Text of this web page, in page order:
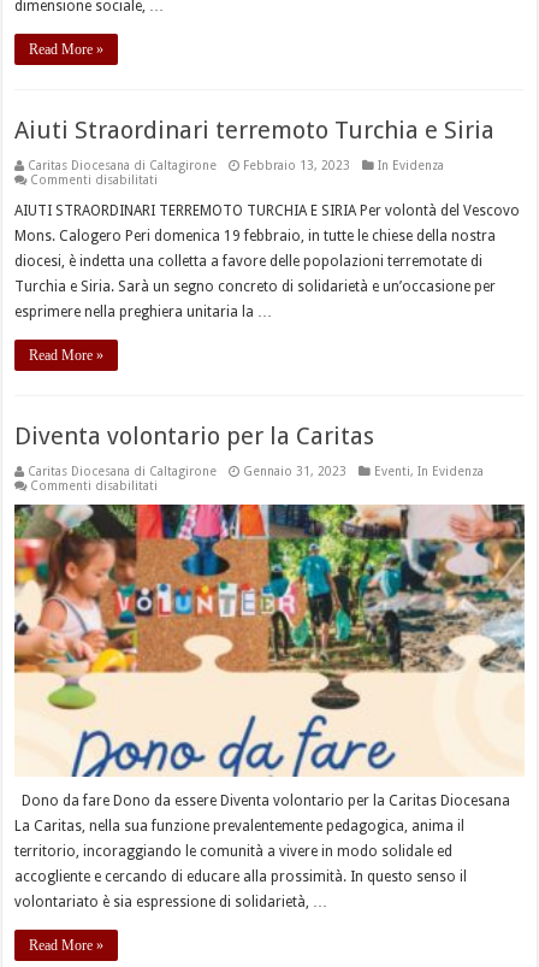
dimensione sociale, …
Read More »
Aiuti Straordinari terremoto Turchia e Siria
Caritas Diocesana di Caltagirone Febbraio 13, 2023
In Evidenza
Commenti disabilitati
Straordinari
Turchia
Siria
AIUTI STRAORDINARI TERREMOTO TURCHIA E SIRIA Per volontà del Vescovo
Mons. Calogero Peri domenica 19 febbraio, in tutte le chiese della nostra
diocesi, è indetta una colletta a favore delle popolazioni terremotate di
Turchia e Siria. Sarà un segno concreto di solidarietà e un’occasione per
esprimere nella preghiera unitaria la …
Read More »
Diventa volontario per la Caritas
Caritas Diocesana di Caltagirone Gennaio 31, 2023 Eventi,In Evidenza
Commenti disabilitati
volontario
per
la
Caritas
Dono da fare Dono da essere Diventa volontario per la Caritas Diocesana
La Caritas, nella sua funzione prevalentemente pedagogica, anima il
territorio, incoraggiando le comunità a vivere in modo solidale ed
accogliente e cercando di educare alla prossimità. In questo senso il
volontariato è sia espressione di solidarietà, …
Read More »